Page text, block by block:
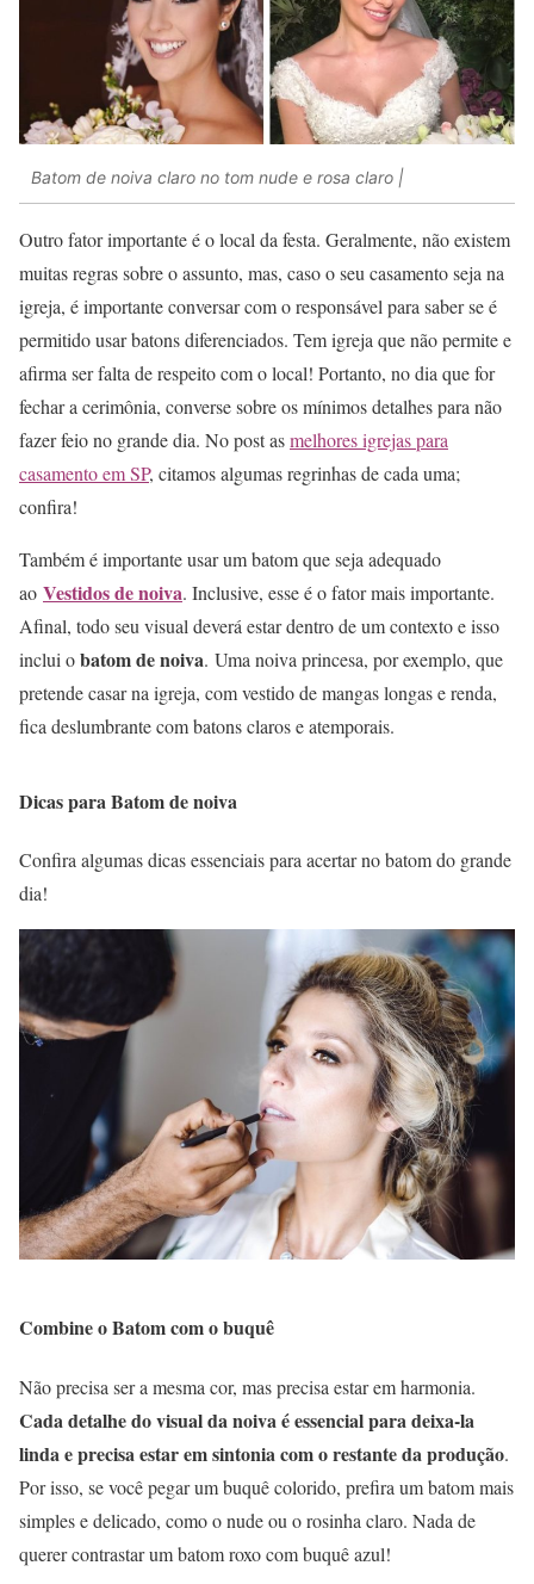
Batom de noiva claro no tom nude e rosa claro |
Outro fator importante é o local da festa. Geralmente, não existem
muitas regras sobre o assunto, mas, caso o seu casamento seja na
igreja, é importante conversar com o responsável para saber se é
permitido usar batons diferenciados. Tem igreja que não permite e
afirma ser falta de respeito com o local! Portanto, no dia que for
fechar a cerimônia, converse sobre os mínimos detalhes para não
fazer feio no grande dia. No post asmelhores igrejas para
casamento em SP, citamos algumas regrinhas de cada uma;
confira!
Também é importante usar um batom que seja adequado
ao Vestidos de noiva. Inclusive, esse é o fator mais importante.
Afinal, todo seu visual deverá estar dentro de um contexto e isso
inclui obatom de noiva. Uma noiva princesa, por exemplo, que
pretende casar na igreja, com vestido de mangas longas e renda,
fica deslumbrante com batons claros e atemporais.
Dicas para Batom de noiva
Confira algumas dicas essenciais para acertar no batom do grande
dia!
Combine o Batom com o buquê
Não precisa ser a mesma cor, mas precisa estar em harmonia.
Cada detalhe do visual da noiva é essencial para deixa-la
linda e precisa estar em sintonia com o restante da produção.
Por isso, se você pegar um buquê colorido, prefira um batom mais
simples e delicado, como o nude ou o rosinha claro. Nada de
querer contrastar um batom roxo com buquê azul!